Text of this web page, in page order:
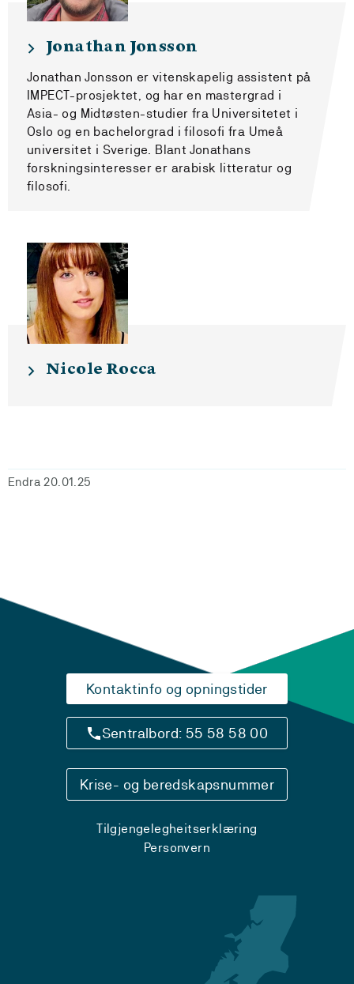
Jonathan Jonsson
Jonathan Jonsson er vitenskapelig assistent på
IMPECT-prosjektet, og har en mastergrad i
Asia- og Midtøsten-studier fra Universitetet i
Oslo og en bachelorgrad i filosofi fra Umeå
universitet i Sverige. Blant Jonathans
forskningsinteresser er arabisk litteratur og
filosofi.
Nicole Rocca
Endra 20.01.25
Kontaktinfo og opningstider
Sentralbord: 55 58 58 00
Krise- og beredskapsnummer
Tilgjengelegheitserklæring
Personvern